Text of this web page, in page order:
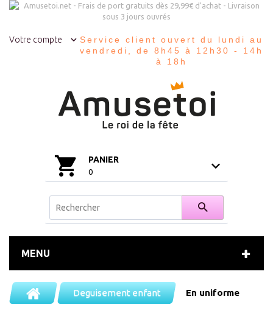
Votre compte
Service client ouvert du lundi au
vendredi, de 8h45 à 12h30 - 14h
à 18h
PANIER
0
MENU
Deguisement enfant En uniforme